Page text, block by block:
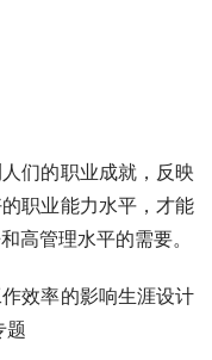
们的职业成就，反映
职业能力水平，才能
高管理水平的需要。
效率的影响生涯设计
题